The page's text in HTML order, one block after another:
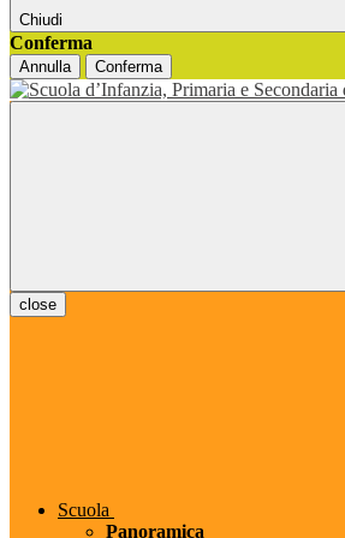
Chiudi
Conferma
Annulla Conferma
close
Scuola
Panoramica